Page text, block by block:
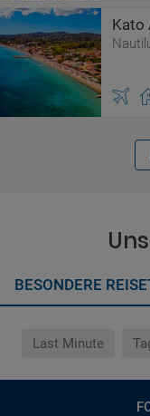
Kato
BESONDERE
Last Minute